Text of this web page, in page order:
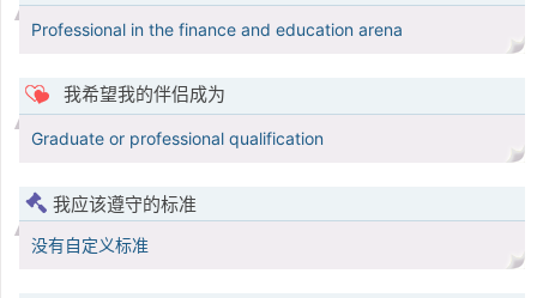
Professional in the finance and education arena
我希望我的伴侣成为
Graduate or professional qualification
我应该遵守的标准
没有自定义标准